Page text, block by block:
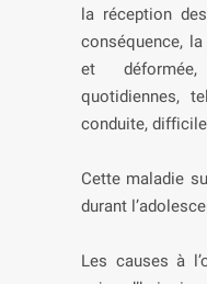
la réception
conséquence,
et
quotidiennes,
conduite,
Cette maladie
durant
Les causes à